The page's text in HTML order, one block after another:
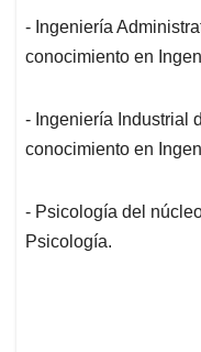
- Ingeniería
conocimiento en
- Ingeniería Industrial
conocimiento en
- Psicología del
Psicología.